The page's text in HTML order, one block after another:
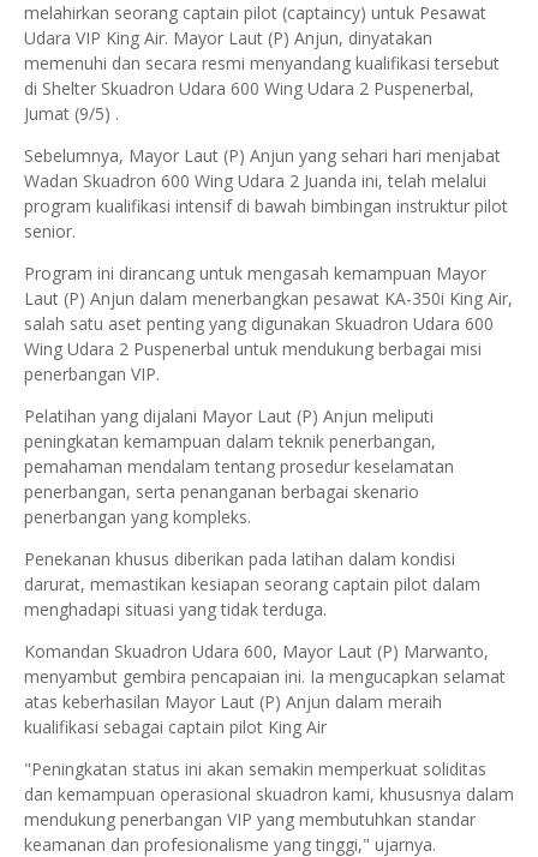
melahirkan seorang captain pilot (captaincy) untuk Pesawat
Udara VIP King Air. Mayor Laut (P) Anjun, dinyatakan
memenuhi dan secara resmi menyandang kualifikasi tersebut
di Shelter Skuadron Udara 600 Wing Udara 2 Puspenerbal,
Jumat (9/5) .
Sebelumnya, Mayor Laut (P) Anjun yang sehari hari menjabat
Wadan Skuadron 600 Wing Udara 2 Juanda ini, telah melalui
program kualifikasi intensif di bawah bimbingan instruktur pilot
senior.
Program ini dirancang untuk mengasah kemampuan Mayor
Laut (P) Anjun dalam menerbangkan pesawat KA-350i King Air,
salah satu aset penting yang digunakan Skuadron Udara 600
Wing Udara 2 Puspenerbal untuk mendukung berbagai misi
penerbangan VIP.
Pelatihan yang dijalani Mayor Laut (P) Anjun meliputi
peningkatan kemampuan dalam teknik penerbangan,
pemahaman mendalam tentang prosedur keselamatan
penerbangan, serta penanganan berbagai skenario
penerbangan yang kompleks.
Penekanan khusus diberikan pada latihan dalam kondisi
darurat, memastikan kesiapan seorang captain pilot dalam
menghadapi situasi yang tidak terduga.
Komandan Skuadron Udara 600, Mayor Laut (P) Marwanto,
menyambut gembira pencapaian ini. Ia mengucapkan selamat
atas keberhasilan Mayor Laut (P) Anjun dalam meraih
kualifikasi sebagai captain pilot King Air
"Peningkatan status ini akan semakin memperkuat soliditas
dan kemampuan operasional skuadron kami, khususnya dalam
mendukung penerbangan VIP yang membutuhkan standar
keamanan dan profesionalisme yang tinggi," ujarnya.